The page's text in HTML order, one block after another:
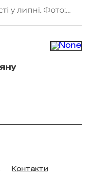
у липні. Фото:
Контакти